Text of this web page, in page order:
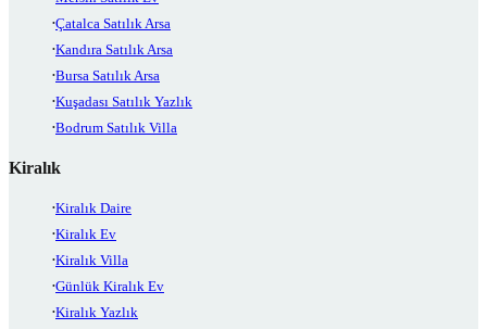
Çatalca Satılık Arsa
Kandıra Satılık Arsa
Bursa Satılık Arsa
Kuşadası Satılık Yazlık
Bodrum Satılık Villa
Kiralık
Kiralık Daire
Kiralık Ev
Kiralık Villa
Günlük Kiralık Ev
Kiralık Yazlık